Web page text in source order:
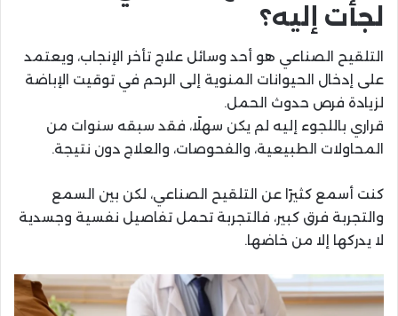
لجأت إليه؟
التلقيح الصناعي هو أحد وسائل علاج تأخر الإنجاب، ويعتمد
على إدخال الحيوانات المنوية إلى الرحم في توقيت الإباضة
لزيادة فرص حدوث الحمل.
قراري باللجوء إليه لم يكن سهلًا، فقد سبقه سنوات من
المحاولات الطبيعية، والفحوصات، والعلاج دون نتيجة.
كنت أسمع كثيرًا عن التلقيح الصناعي، لكن بين السمع
والتجربة فرق كبير، فالتجربة تحمل تفاصيل نفسية وجسدية
لا يدركها إلا من خاضها.